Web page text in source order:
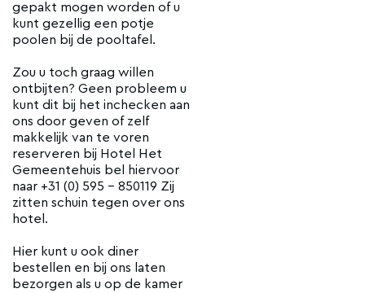
gepakt mogen worden of u
kunt gezellig een potje
poolen bij de pooltafel.
Zou u toch graag willen
ontbijten? Geen probleem u
kunt dit bij het inchecken aan
ons door geven of zelf
makkelijk van te voren
reserveren bij Hotel Het
Gemeentehuis bel hiervoor
naar +31 (0) 595 – 850119 Zij
zitten schuin tegen over ons
hotel.
Hier kunt u ook diner
bestellen en bij ons laten
bezorgen als u op de kamer